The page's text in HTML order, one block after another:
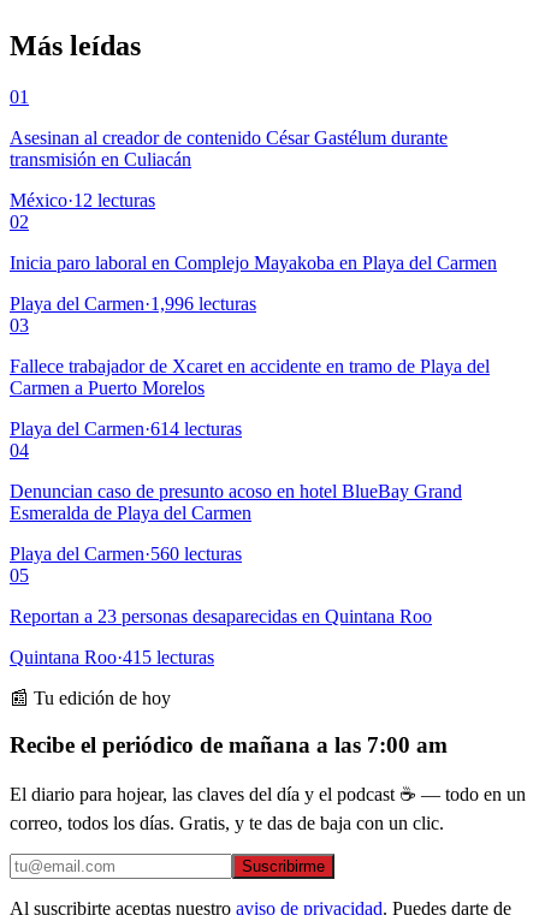
Más leídas
01
Asesinan al creador de contenido César Gastélum durante
transmisión en Culiacán
México·12 lecturas
02
Inicia paro laboral en Complejo Mayakoba en Playa del Carmen
Playa del Carmen·1,996 lecturas
03
Fallece trabajador de Xcaret en accidente en tramo de Playa del
Carmen a Puerto Morelos
Playa del Carmen·614 lecturas
04
Denuncian caso de presunto acoso en hotel BlueBay Grand
Esmeralda de Playa del Carmen
Playa del Carmen·560 lecturas
05
Reportan a 23 personas desaparecidas en Quintana Roo
Quintana Roo·415 lecturas
📰 Tu edición de hoy
Recibe el periódico de mañana a las 7:00 am
El diario para hojear, las claves del día y el podcast ☕ — todo en un
correo, todos los días. Gratis, y te das de baja con un clic.
Suscribirme
Al suscribirte aceptas nuestro aviso de privacidad. Puedes darte de